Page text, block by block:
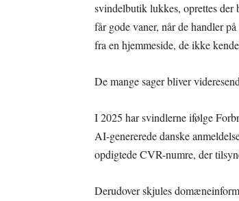
svindelbutik lukkes, oprettes der
får gode vaner, når de handler
fra en hjemmeside, de ikke
De mange sager bliver
I 2025 har svindlerne ifølge
AI-genererede danske
opdigtede CVR-numre, der
Derudover skjules